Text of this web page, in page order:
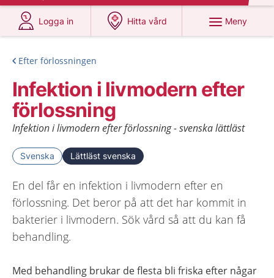
Logga in
på 1177.se
Hitta vård
på 1177.se
Meny
Efter förlossningen
Infektion i livmodern efter
förlossning
Infektion i livmodern efter förlossning - svenska lättläst
Svenska Lättläst svenska
En del får en infektion i livmodern efter en
förlossning. Det beror på att det har kommit in
bakterier i livmodern. Sök vård så att du kan få
behandling.
Med behandling brukar de flesta bli friska efter någar